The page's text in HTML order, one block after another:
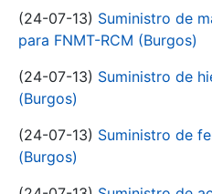
(24-07-13) Suministro de
para FNMT-RCM (Burgos)
(24-07-13) Suministro de
(Burgos)
(24-07-13) Suministro de
(Burgos)